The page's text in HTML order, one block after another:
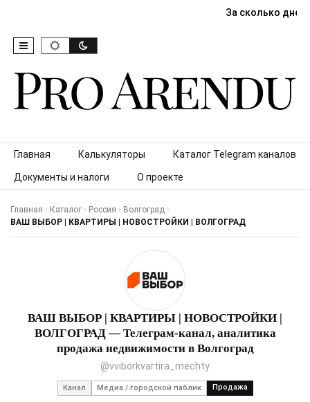
За сколько дней
Skip to content
Главная Калькуляторы Каталог Telegram каналов
Документы и налоги О проекте
Главная Каталог Россия
Волгоград
ВАШ ВЫБОР | КВАРТИРЫ | НОВОСТРОЙКИ | ВОЛГОГРАД
ВАШ ВЫБОР | КВАРТИРЫ | НОВОСТРОЙКИ |
ВОЛГОГРАД — Телеграм-канал, аналитика
продажа недвижимости в Волгоград
@vviborkvartira_mechty
Канал Медиа / городской паблик Продажа